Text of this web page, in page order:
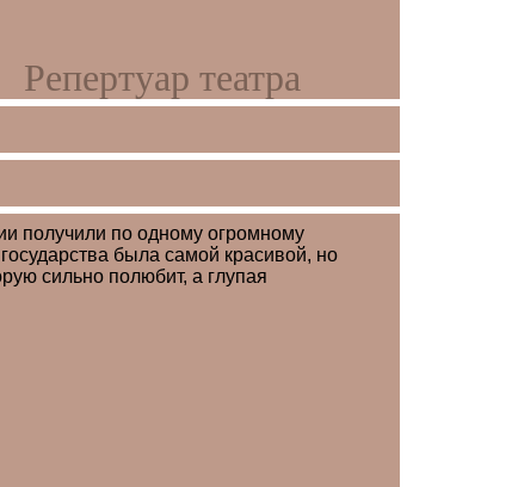
Репертуар театра
получили по одному огромному
была самой красивой, но
сильно полюбит, а глупая